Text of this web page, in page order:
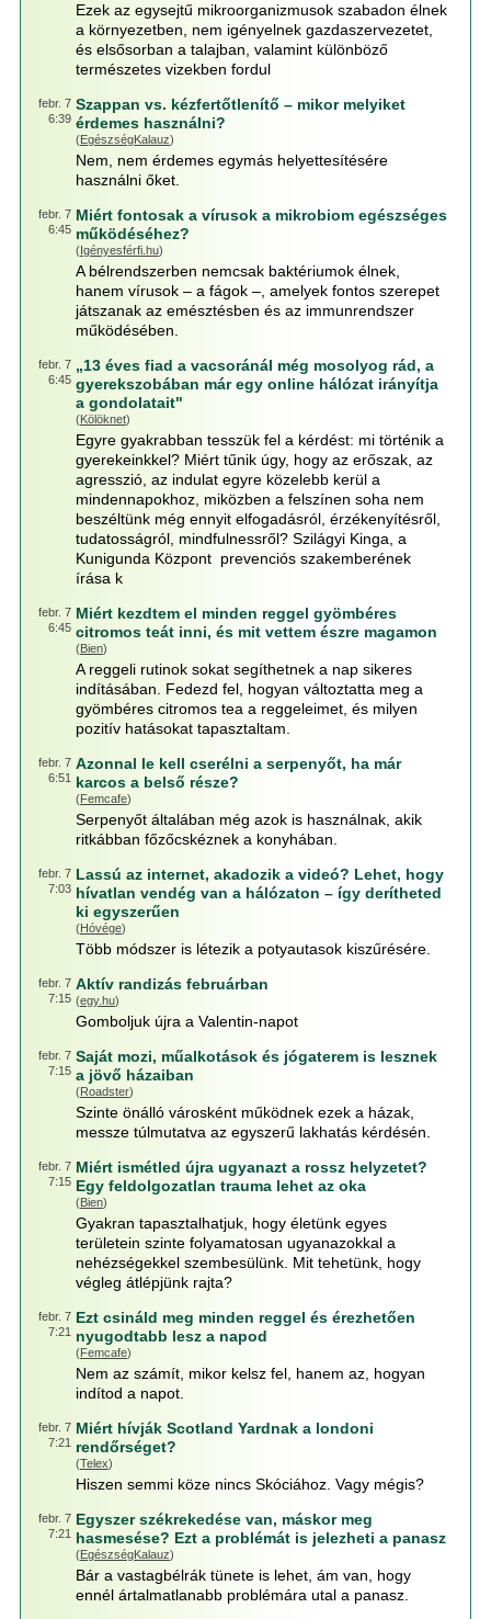
Ezek az egysejtű mikroorganizmusok szabadon élnek
a környezetben, nem igényelnek gazdaszervezetet,
és elsősorban a talajban, valamint különböző
természetes vizekben fordul
febr. 7
6:39
Szappan vs. kézfertőtlenítő – mikor melyiket
érdemes használni?
(EgészségKalauz)
Nem, nem érdemes egymás helyettesítésére
használni őket.
febr. 7
6:45
Miért fontosak a vírusok a mikrobiom egészséges
működéséhez?
(Igényesférfi.hu)
A bélrendszerben nemcsak baktériumok élnek,
hanem vírusok – a fágok –, amelyek fontos szerepet
játszanak az emésztésben és az immunrendszer
működésében.
febr. 7
6:45
„13 éves fiad a vacsoránál még mosolyog rád, a
gyerekszobában már egy online hálózat irányítja
a gondolatait"
(Kölöknet)
Egyre gyakrabban tesszük fel a kérdést: mi történik a
gyerekeinkkel? Miért tűnik úgy, hogy az erőszak, az
agresszió, az indulat egyre közelebb kerül a
mindennapokhoz, miközben a felszínen soha nem
beszéltünk még ennyit elfogadásról, érzékenyítésről,
tudatosságról, mindfulnessről? Szilágyi Kinga, a
Kunigunda Központ prevenciós szakemberének
írása k
febr. 7
6:45
Miért kezdtem el minden reggel gyömbéres
citromos teát inni, és mit vettem észre magamon
(Bien)
A reggeli rutinok sokat segíthetnek a nap sikeres
indításában. Fedezd fel, hogyan változtatta meg a
gyömbéres citromos tea a reggeleimet, és milyen
pozitív hatásokat tapasztaltam.
febr. 7
6:51
Azonnal le kell cserélni a serpenyőt, ha már
karcos a belső része?
(Femcafe)
Serpenyőt általában még azok is használnak, akik
ritkábban főzőcskéznek a konyhában.
febr. 7
7:03
Lassú az internet, akadozik a videó? Lehet, hogy
hívatlan vendég van a hálózaton – így derítheted
ki egyszerűen
(Hóvége)
Több módszer is létezik a potyautasok kiszűrésére.
febr. 7
7:15
Aktív randizás februárban
(egy.hu)
Gomboljuk újra a Valentin-napot
febr. 7
7:15
Saját mozi, műalkotások és jógaterem is lesznek
a jövő házaiban
(Roadster)
Szinte önálló városként működnek ezek a házak,
messze túlmutatva az egyszerű lakhatás kérdésén.
febr. 7
7:15
Miért ismétled újra ugyanazt a rossz helyzetet?
Egy feldolgozatlan trauma lehet az oka
(Bien)
Gyakran tapasztalhatjuk, hogy életünk egyes
területein szinte folyamatosan ugyanazokkal a
nehézségekkel szembesülünk. Mit tehetünk, hogy
végleg átlépjünk rajta?
febr. 7
7:21
Ezt csináld meg minden reggel és érezhetően
nyugodtabb lesz a napod
(Femcafe)
Nem az számít, mikor kelsz fel, hanem az, hogyan
indítod a napot.
febr. 7
7:21
Miért hívják Scotland Yardnak a londoni
rendőrséget?
(Telex)
Hiszen semmi köze nincs Skóciához. Vagy mégis?
febr. 7
7:21
Egyszer székrekedése van, máskor meg
hasmesése? Ezt a problémát is jelezheti a panasz
(EgészségKalauz)
Bár a vastagbélrák tünete is lehet, ám van, hogy
ennél ártalmatlanabb problémára utal a panasz.